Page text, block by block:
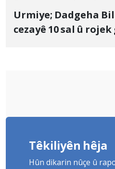
Urmiye; Dadgeha
cezayê 10 sal û
Têkiliyên hêja
Hûn dikarin nûçe û